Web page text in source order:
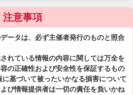
注意事項
ータは、必ず主催者発行のものと照合
れている情報の内容に関しては万全を
の正確性および安全性を保証するもの
基づいて被ったいかなる損害について
び情報提供者は一切の責任を負いかね